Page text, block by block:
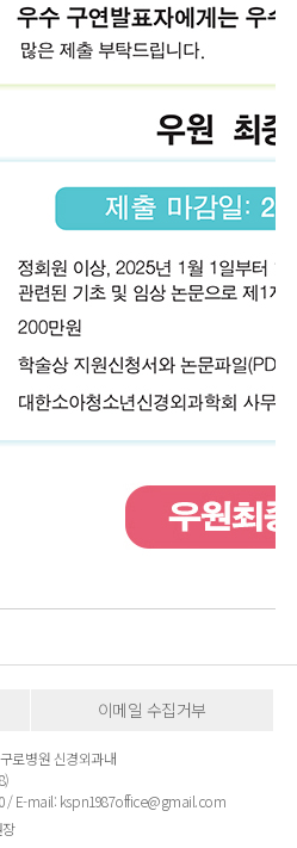
이메일 수집거부
로병원 신경외과내
/ E-mail: kspn1987office@gmail.com